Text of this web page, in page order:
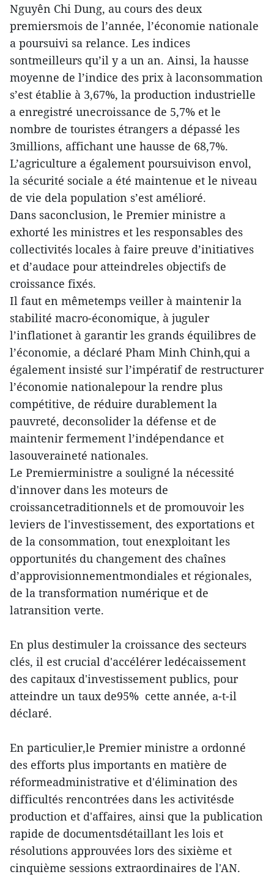
Nguyên Chi Dung, au cours des deux
premiersmois de l’année, l’économie nationale
a poursuivi sa relance. Les indices
sontmeilleurs qu’il y a un an. Ainsi, la hausse
moyenne de l’indice des prix à laconsommation
s’est établie à 3,67%, la production industrielle
a enregistré unecroissance de 5,7% et le
nombre de touristes étrangers a dépassé les
3millions, affichant une hausse de 68,7%.
L’agriculture a également poursuivison envol,
la sécurité sociale a été maintenue et le niveau
de vie dela population s’est amélioré.
Dans saconclusion, le Premier ministre a
exhorté les ministres et les responsables des
collectivités locales à faire preuve d’initiatives
et d’audace pour atteindreles objectifs de
croissance fixés.
Il faut en mêmetemps veiller à maintenir la
stabilité macro-économique, à juguler
l’inflationet à garantir les grands équilibres de
l’économie, a déclaré Pham Minh Chinh,qui a
également insisté sur l’impératif de restructurer
l’économie nationalepour la rendre plus
compétitive, de réduire durablement la
pauvreté, deconsolider la défense et de
maintenir fermement l’indépendance et
lasouveraineté nationales.
Le Premierministre a souligné la nécessité
d'innover dans les moteurs de
croissancetraditionnels et de promouvoir les
leviers de l'investissement, des exportations et
de la consommation, tout enexploitant les
opportunités du changement des chaînes
d’approvisionnementmondiales et régionales,
de la transformation numérique et de
latransition verte.
En plus destimuler la croissance des secteurs
clés, il est crucial d'accélérer ledécaissement
des capitaux d'investissement publics, pour
atteindre un taux de95% cette année, a-t-il
déclaré.
En particulier,le Premier ministre a ordonné
des efforts plus importants en matière de
réformeadministrative et d'élimination des
difficultés rencontrées dans les activitésde
production et d'affaires, ainsi que la publication
rapide de documentsdétaillant les lois et
résolutions approuvées lors des sixième et
cinquième sessions extraordinaires de l'AN.